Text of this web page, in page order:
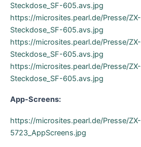
Steckdose_SF-605.avs.jpg
https://microsites.pearl.de/Presse/
Steckdose_SF-605.avs.jpg
https://microsites.pearl.de/Presse/
Steckdose_SF-605.avs.jpg
https://microsites.pearl.de/Presse/
Steckdose_SF-605.avs.jpg
App-Screens:
https://microsites.pearl.de/Presse/ZX-
5723_AppScreens.jpg